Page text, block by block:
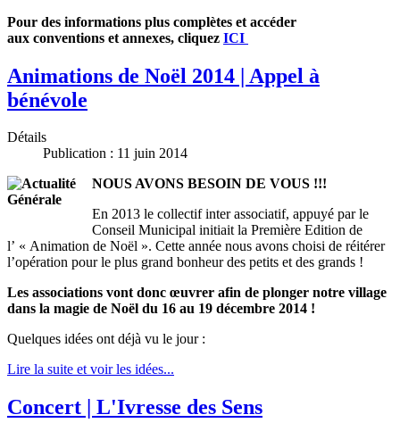
Pour des informations plus complètes et accéder
aux conventions et annexes, cliquez ICI
Animations de Noël 2014 | Appel à
bénévole
Détails
Publication : 11 juin 2014
NOUS AVONS BESOIN DE VOUS !!!
En 2013 le collectif inter associatif, appuyé par le
Conseil Municipal initiait la Première Edition de
l’ « Animation de Noël ». Cette année nous avons choisi de réitérer
l’opération pour le plus grand bonheur des petits et des grands !
Les associations vont donc œuvrer afin de plonger notre village
dans la magie de Noël du 16 au 19 décembre 2014 !
Quelques idées ont déjà vu le jour :
Lire la suite et voir les idées...
Concert | L'Ivresse des Sens